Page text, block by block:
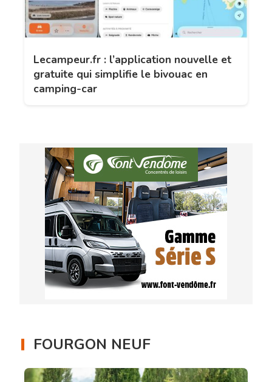
Lecampeur.fr : l’application nouvelle et
gratuite qui simplifie le bivouac en
camping-car
FOURGON NEUF